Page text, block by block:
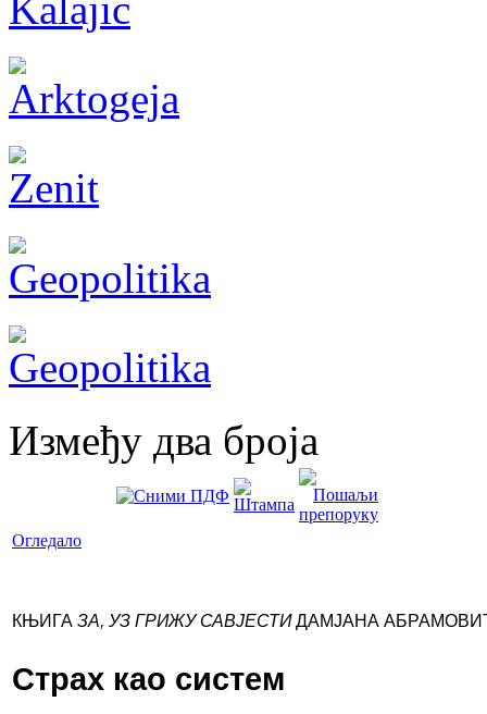
Између два броја
Огледало
КЊИГА ЗА, УЗ ГРИЖУ САВЈЕСТИДАМЈАНА
Страх као систем